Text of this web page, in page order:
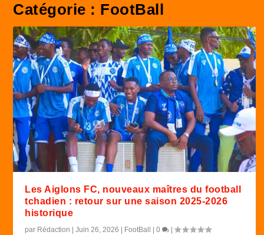
Catégorie : FootBall
Les Aiglons FC, nouveaux maîtres du football
tchadien : retour sur une saison 2025-2026
historique
par Rédaction |Juin 26, 2026 | FootBall |0 |